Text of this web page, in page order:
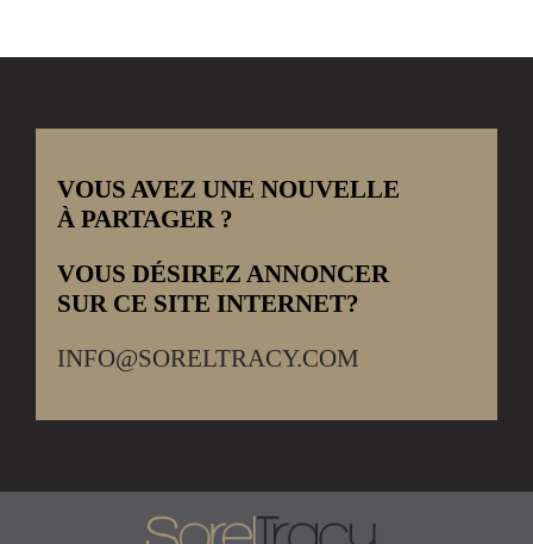
VOUS AVEZ UNE NOUVELLE
À PARTAGER ?
VOUS DÉSIREZ ANNONCER
SUR CE SITE INTERNET?
INFO@SORELTRACY.COM